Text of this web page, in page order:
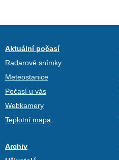
Aktuální počasí
Radarové snímky
Meteostanice
Počasí u vás
Webkamery
Teplotní mapa
Archiv